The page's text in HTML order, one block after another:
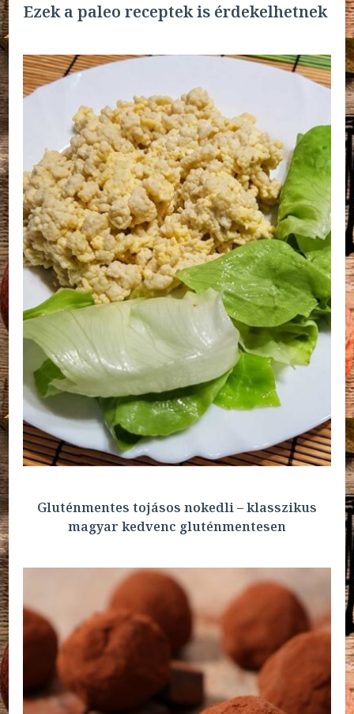
Ezek a paleo receptek is érdekelhetnek
Gluténmentes tojásos nokedli – klasszikus
magyar kedvenc gluténmentesen